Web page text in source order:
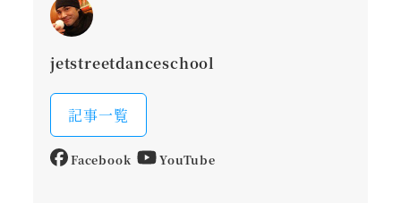
jetstreetdanceschool
記事一覧
Facebook YouTube